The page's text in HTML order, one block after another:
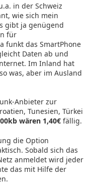
in der Schweiz
wie sich mein
gibt ja genügend
für
funkt das SmartPhone
Daten ab und
Im Inland hat
was, aber im Ausland
Anbieter zur
Tunesien, Türkei
wären 1,40€ fällig.
die Option
Sobald sich das
anmeldet wird jeder
das mit Hilfe der